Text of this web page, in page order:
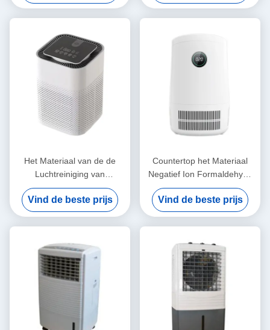
UVlucht
Het Materiaal van de de
Luchtreiniging van
Desktoparomatherapy met
UVC Sterilisatie
Vind de beste prijs
Countertop het Materiaal
Negatief Ion Formaldehyde
Removal For Household van
de Luchtreiniging
Vind de beste prijs